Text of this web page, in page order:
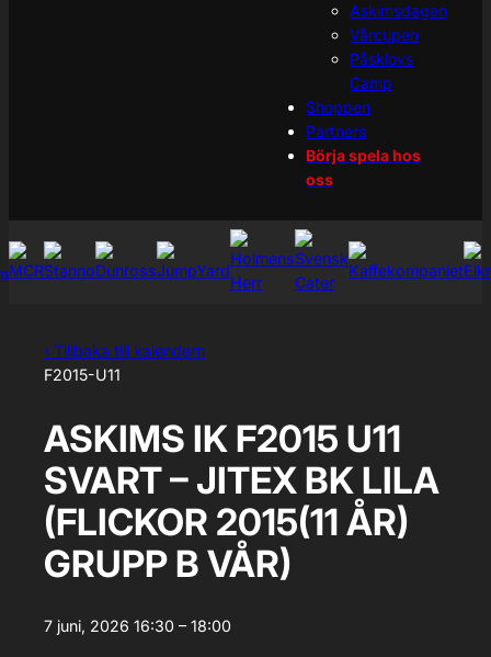
Askimsdagen
Vårcupen
Påsklovs
Camp
Shoppen
Partners
Börja spela hos
oss
‹ Tillbaka till kalendern
F2015-U11
ASKIMS IK F2015 U11
SVART – JITEX BK LILA
(FLICKOR 2015(11 ÅR)
GRUPP B VÅR)
7 juni, 2026 16:30 – 18:00